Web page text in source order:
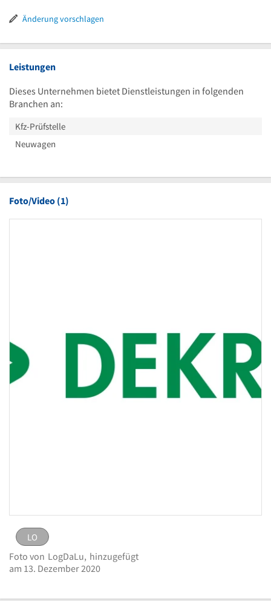
Uhr
Änderung vorschlagen
Leistungen
Dieses Unternehmen bietet Dienstleistungen in folgenden
Branchen an:
Kfz-Prüfstelle
Neuwagen
Foto/Video (1)
Logo DEKRA Automobil GmbH
LO
eingestellt vonLogDaLu am 13. Dezember
LO
Foto von LogDaLu, hinzugefügt
am 13. Dezember 2020